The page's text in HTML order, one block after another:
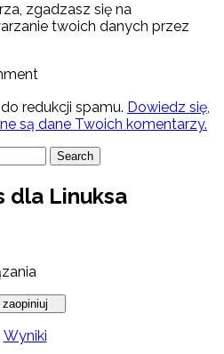
zgadzasz się na
twoich danych przez
redukcji spamu. Dowiedz się,
są dane Twoich komentarzy.
Search
dla Linuksa
Wyniki